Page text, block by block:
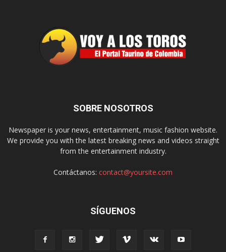
SOBRE NOSOTROS
Newspaper is your news, entertainment, music fashion website.
We provide you with the latest breaking news and videos straight
from the entertainment industry.
Contáctanos: contact@yoursite.com
SÍGUENOS